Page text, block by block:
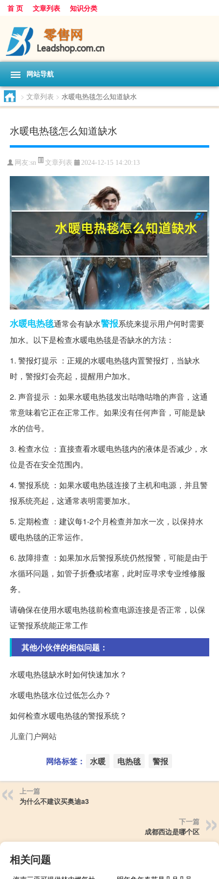
首 页 文章列表 知识分类
网站导航
> 文章列表 > 水暖电热毯怎么知道缺水
水暖电热毯怎么知道缺水
网友:sn 文章列表 2024-12-15 14:20:13
水暖电热毯通常会有缺水警报系统来提示用户何时需要
加水。以下是检查水暖电热毯是否缺水的方法：
1. 警报灯提示 ：正规的水暖电热毯内置警报灯，当缺水
时，警报灯会亮起，提醒用户加水。
2. 声音提示 ：如果水暖电热毯发出咕噜咕噜的声音，这通
常意味着它正在正常工作。如果没有任何声音，可能是缺
水的信号。
3. 检查水位 ：直接查看水暖电热毯内的液体是否减少，水
位是否在安全范围内。
4. 警报系统 ：如果水暖电热毯连接了主机和电源，并且警
报系统亮起，这通常表明需要加水。
5. 定期检查 ：建议每1-2个月检查并加水一次，以保持水
暖电热毯的正常运作。
6. 故障排查 ：如果加水后警报系统仍然报警，可能是由于
水循环问题，如管子折叠或堵塞，此时应寻求专业维修服
务。
请确保在使用水暖电热毯前检查电源连接是否正常，以保
证警报系统能正常工作
其他小伙伴的相似问题：
水暖电热毯缺水时如何快速加水？
水暖电热毯水位过低怎么办？
如何检查水暖电热毯的警报系统？
儿童门户网站
网络标签： 水暖 电热毯 警报
上一篇
为什么不建议买奥迪a3
下一篇
成都西边是哪个区
相关问题